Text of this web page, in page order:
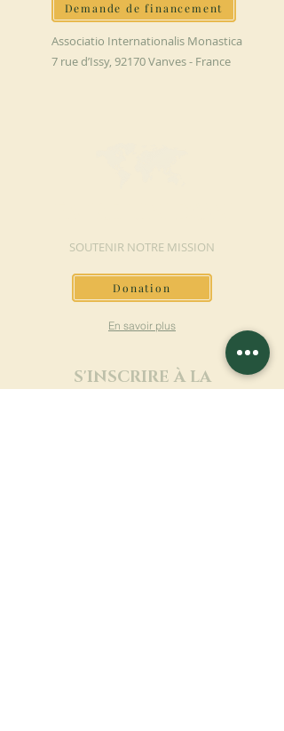
Demande de financement
Associatio Internationalis Monastica
7 rue d’Issy, 92170 Vanves - France
SOUTENIR NOTRE MISSION
Donation
En savoir plus
S'INSCRIRE À LA